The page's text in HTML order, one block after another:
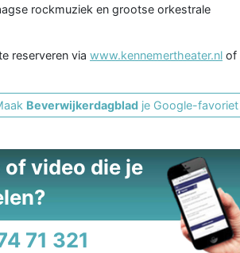
rockmuziek en grootse orkestrale
reserveren via www.kennemertheater.nl of
Beverwijkerdagblad je Google-favoriet
video die je
71 321